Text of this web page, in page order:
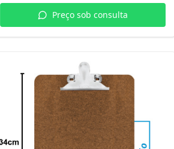
Preço sob consulta